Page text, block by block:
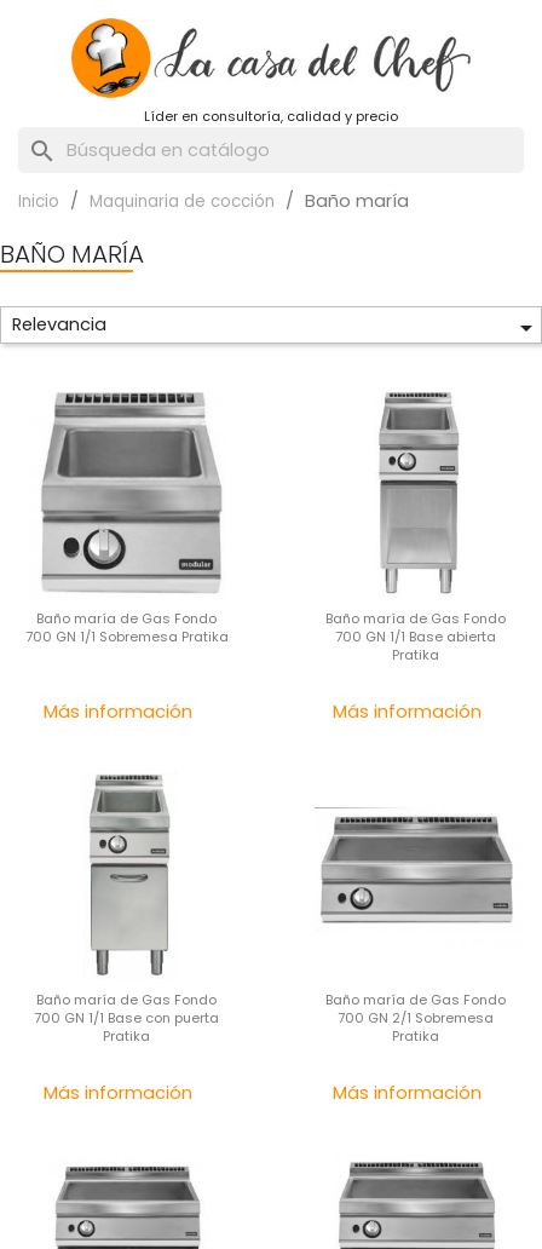
Líder en consultoría, calidad y precio
search
Inicio Maquinaria de cocción Baño maría
BAÑO MARÍA
Relevancia 
Baño maría de Gas Fondo
700 GN 1/1 Sobremesa Pratika
Más información
Baño maría de Gas Fondo
700 GN 1/1 Base abierta
Pratika
Más información
Baño maría de Gas Fondo
700 GN 1/1 Base con puerta
Pratika
Más información
Baño maría de Gas Fondo
700 GN 2/1 Sobremesa
Pratika
Más información